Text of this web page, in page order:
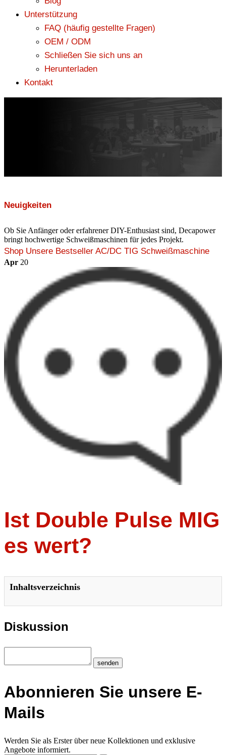
Unterstützung
FAQ (häufig gestellte Fragen)
OEM / ODM
Schließen Sie sich uns an
Herunterladen
Kontakt
Neuigkeiten
Ob Sie Anfänger oder erfahrener DIY-Enthusiast sind, Decapower
bringt hochwertige Schweißmaschinen für jedes Projekt.
Shop Unsere Bestseller AC/DC TIG Schweißmaschine
Apr 20
Ist Double Pulse MIG
es wert?
Inhaltsverzeichnis
Diskussion
senden
Abonnieren Sie unsere E-
Mails
Werden Sie als Erster über neue Kollektionen und exklusive
Angebote informiert.